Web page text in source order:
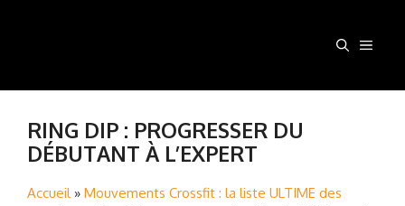
RING DIP : PROGRESSER DU
DÉBUTANT À L’EXPERT
Accueil» Mouvements Crossfit : la liste ULTIME des